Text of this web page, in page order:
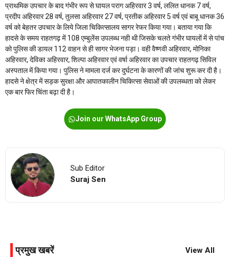
प्राथमिक उपचार के बाद गंभीर रूप से घायल पराग अहिरवार 3 वर्ष, ललित धानक 7 वर्ष,
प्रदीप अहिरवार 28 वर्ष, तुलसा अहिरवार 27 वर्ष, प्रतीक अहिरवार 5 वर्ष एवं बाबू धानक 36
वर्ष को बेहतर उपचार के लिये जिला चिकित्सालय सागर रेफर किया गया। बताया गया कि
हादसे के समय राहतगढ़ में 108 एम्बुलेंस उपलब्ध नही थी जिसके चलते गंभीर घायलों में से पांच
को पुलिस की डायल 112 वाहन से ही सागर भेजना पड़ा। वही वैष्णवी अहिरवार, मोनिका
अहिरवार, देविका अहिरवार, शिल्पा अहिरवार एवं वर्षा अहिरवार का उपचार राहतगढ़ सिविल
अस्पताल में किया गया। पुलिस ने मामला दर्ज कर दुर्घटना के कारणों की जांच शुरू कर दी है।
हादसे ने क्षेत्र में सड़क सुरक्षा और आपातकालीन चिकित्सा सेवाओं की उपलब्धता को लेकर
एक बार फिर चिंता बढ़ा दी है।
Join our WhatsApp Group
Sub Editor
Suraj Sen
प्रमुख खबरें View All